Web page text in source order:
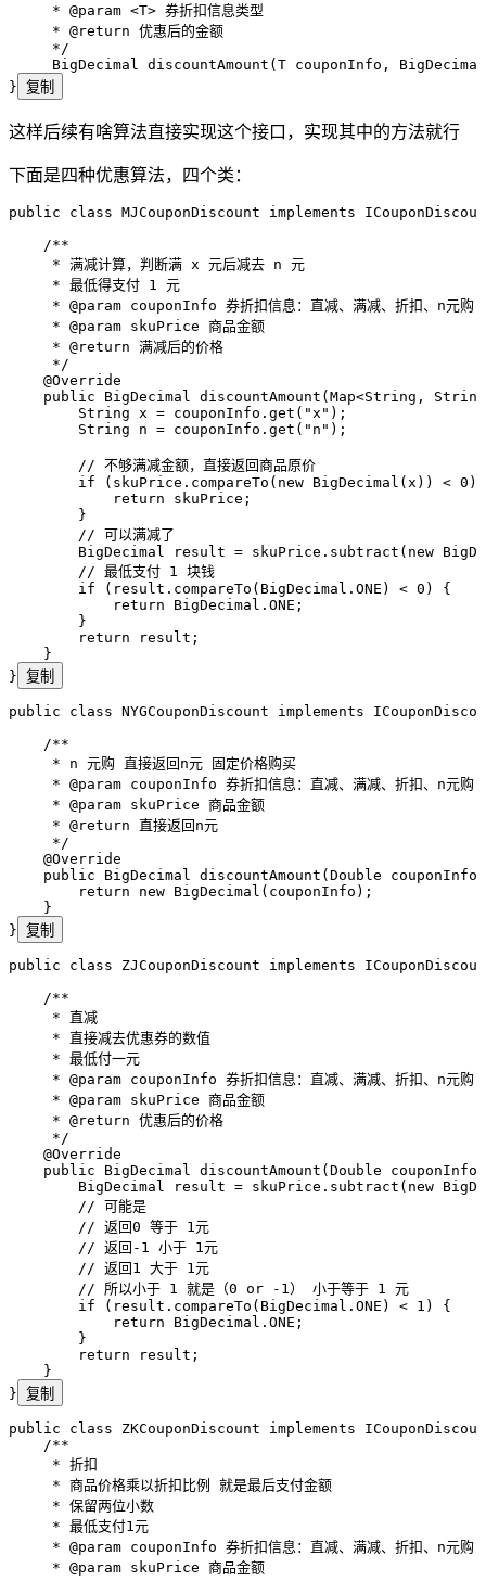
     *
@param <T> 券折扣信息类型
     *
@return 优惠后的金额
     */
     BigDecimal
discountAmount ( T couponInfo ,
BigDecimal
} 复制
这样后续有啥算法直接实现这个接口，实现其中的方法就行
下面是四种优惠算法，四个类：
public class MJCouponDiscount implements
    /**
     * 满减计算，判断满 x 元后减去 n 元
     * 最低得支付 1 元
     *
@param couponInfo 券折扣信息：直减、满减、折扣、n元购
     *
@param skuPrice 商品金额
     *
@return 满减后的价格
     */
    @
Override
    public
BigDecimal discountAmount ( Map<String ,
String
        String
x = couponInfo . get ( " x " ) ;
        String
n = couponInfo . get ( " n " ) ;
        // 不够满减金额，直接返回商品原价
        if
( skuPrice . compareTo ( new BigDecimal ( x ) ) < 0 )
            return
skuPrice;
        }
        // 可以满减了
        BigDecimal
result = skuPrice . subtract ( new
        // 最低支付 1 块钱
        if
( result . compareTo ( BigDecimal . ONE ) < 0 ) {
            return
BigDecimal . ONE ;
        }
        return
result;
    }
} 复制
public class NYGCouponDiscount implements
    /**
     * n 元购 直接返回n元 固定价格购买
     *
@param couponInfo 券折扣信息：直减、满减、折扣、n元购
     *
@param skuPrice 商品金额
     *
@return 直接返回n元
     */
    @
Override
    public
BigDecimal discountAmount ( Double couponInfo
        return
new BigDecimal ( couponInfo ) ;
    }
} 复制
public class ZJCouponDiscount implements
    /**
     * 直减
     * 直接减去优惠券的数值
     * 最低付一元
     *
@param couponInfo 券折扣信息：直减、满减、折扣、n元购
     *
@param skuPrice 商品金额
     *
@return 优惠后的价格
     */
    @
Override
    public
BigDecimal discountAmount ( Double couponInfo
        BigDecimal
result = skuPrice . subtract ( new
        // 可能是
        // 返回0 等于 1元
        // 返回-1 小于 1元
        // 返回1 大于 1元
        // 所以小于 1 就是（0 or -1） 小于等于 1 元
        if
( result . compareTo ( BigDecimal . ONE ) < 1 ) {
            return
BigDecimal . ONE ;
        }
        return
result;
    }
} 复制
public class ZKCouponDiscount implements
    /**
     * 折扣
     * 商品价格乘以折扣比例 就是最后支付金额
     * 保留两位小数
     * 最低支付1元
     *
@param couponInfo 券折扣信息：直减、满减、折扣、n元购
     *
@param skuPrice 商品金额